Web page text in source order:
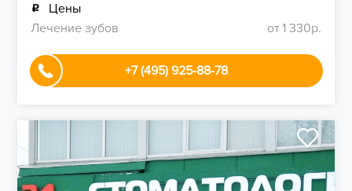
Цены
Лечение зубов
от 1 330р.
+7 (495) 925-88-78